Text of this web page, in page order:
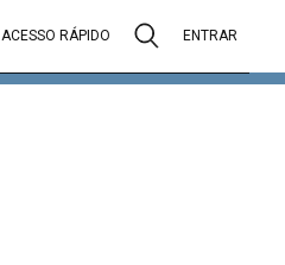
ACESSO RÁPIDO ENTRAR